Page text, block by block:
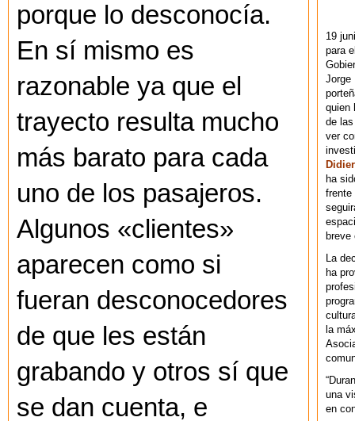
porque lo desconocía.
En sí mismo es
razonable ya que el
trayecto resulta mucho
más barato para cada
uno de los pasajeros.
Algunos «clientes»
aparecen como si
fueran desconocedores
de que les están
grabando y otros sí que
se dan cuenta, e
19
para
Jorge
quien
de
ver
Didier
ha
frente
breve
La
ha
la
una
en